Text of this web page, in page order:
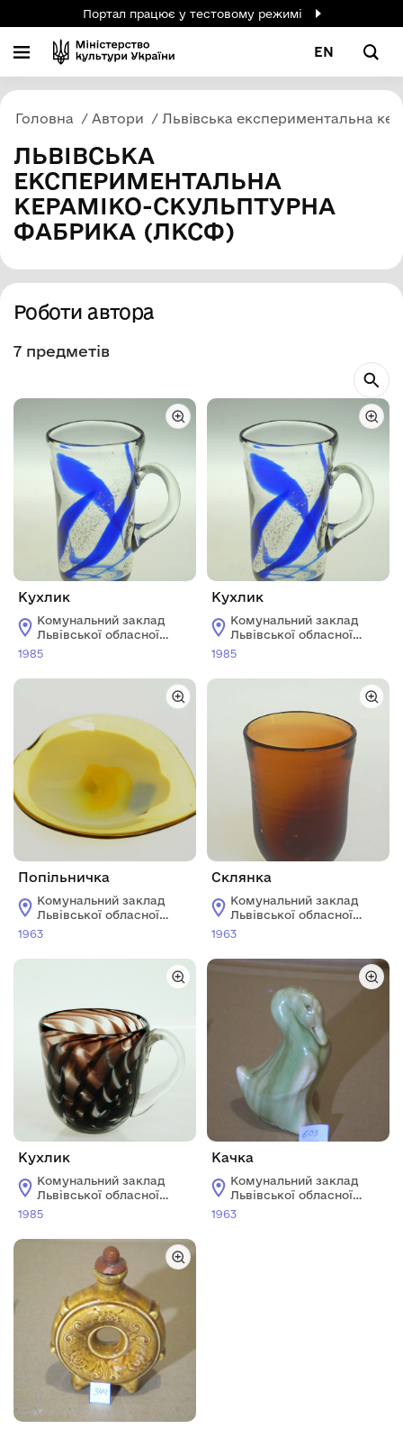
Портал працює у тестовому режимі
EN
Головна Автори Львівська експериментальна
ЛЬВІВСЬКА
ЕКСПЕРИМЕНТАЛЬНА
КЕРАМІКО-СКУЛЬПТУРНА
ФАБРИКА (ЛКСФ)
Роботи автора
7 предметів
Кухлик
Комунальний заклад
Львівської обласної
ради "Львівський
1985
Кухлик
Комунальний заклад
Львівської обласної
ради "Львівський
1985
Попільничка
Комунальний заклад
Львівської обласної
ради "Львівський
1963
Склянка
Комунальний заклад
Львівської обласної
ради "Львівський
1963
Кухлик
Комунальний заклад
Львівської обласної
ради "Львівський
1985
Качка
Комунальний заклад
Львівської обласної
ради "Львівський
1963